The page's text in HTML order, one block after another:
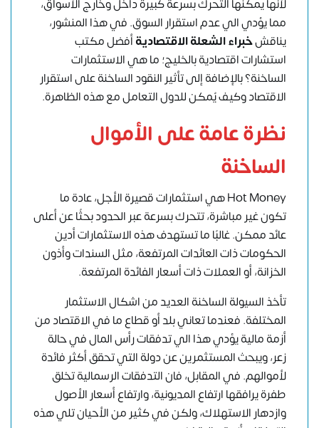
لأنها يمكنها التحرك بسرعة كبيرة داخل وخارج الأسواق،
مما يؤدي الي عدم استقرار السوق. في هذا المنشور،
يناقشخبراء الشعلة الاقتصاديةأفضل مكتب
استشارات اقتصاديةبالخليج؛ ما هي الاستثمارات
الساخنة؟ بالإضافة إلى تأثير النقود الساخنة على استقرار
الاقتصاد وكيف يُمكن للدول التعامل مع هذه الظاهرة.
نظرة عامة على الأموال
الساخنة
Hot Money هي استثمارات قصيرة الأجل، عادة ما
تكون غير مباشرة، تتحرك بسرعة عبر الحدود بحثًا عن أعلى
عائد ممكن. غالبًا ما تستهدف هذه الاستثمارات أدين
الحكومات ذات العائدات المرتفعة، مثل السندات وأذون
الخزانة، أو العملات ذات أسعار الفائدة المرتفعة.
تأخذ السيولة الساخنة العديد من اشكال الاستثمار
المختلفة. فعندما تعاني بلد أو قطاع ما في الاقتصاد من
أزمة مالية يؤدي هذا الي تدفقات رأس المال في حالة
زعر، ويبحث المستثمرين عن دولة التي تحقق أكثر فائدة
لأموالهم. في المقابل، فان التدفقات الرسمالية تخلق
طفرة يرافقها ارتفاع المديونية، وارتفاع أسعار الأصول
وازدهار الاستهلاك، ولكن في كثير من الأحيان تلي هذه